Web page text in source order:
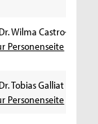
Wilma Castro-
Personenseite
Tobias Galliat
Personenseite